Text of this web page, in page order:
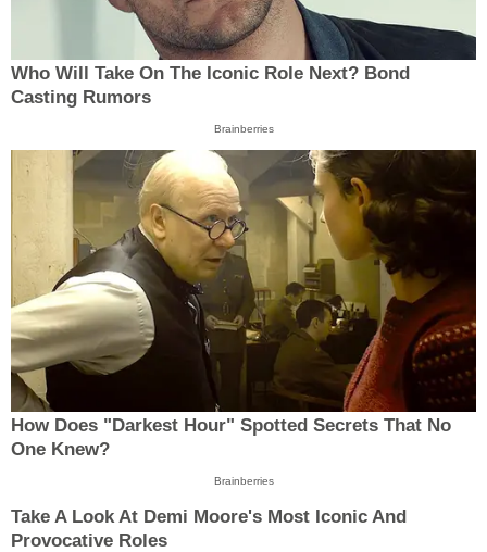
Who Will Take On The Iconic Role Next? Bond
Casting Rumors
Brainberries
How Does "Darkest Hour" Spotted Secrets That No
One Knew?
Brainberries
Take A Look At Demi Moore's Most Iconic And
Provocative Roles